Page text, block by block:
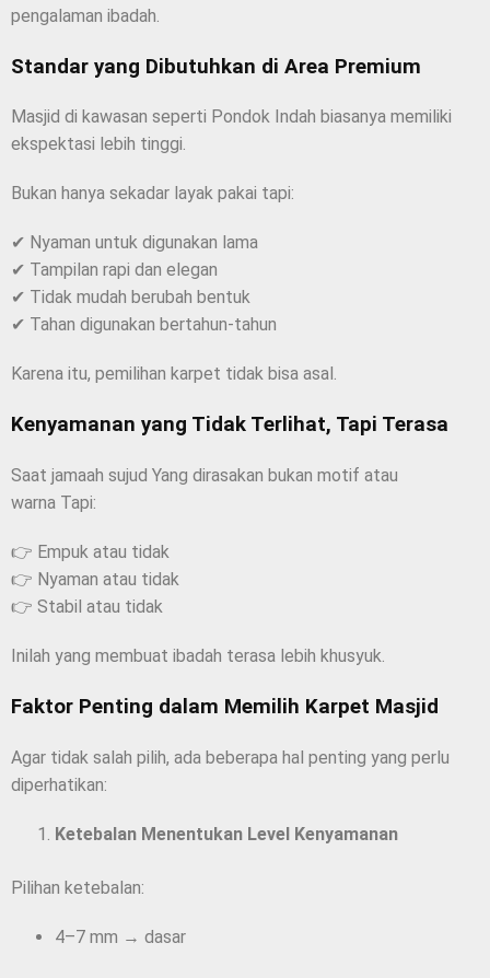
pengalaman ibadah.
Standar yang Dibutuhkan di Area Premium
Masjid di kawasan seperti Pondok Indah biasanya memiliki
ekspektasi lebih tinggi.
Bukan hanya sekadar layak pakai tapi:
✔ Nyaman untuk digunakan lama
✔ Tampilan rapi dan elegan
✔ Tidak mudah berubah bentuk
✔ Tahan digunakan bertahun-tahun
Karena itu, pemilihan karpet tidak bisa asal.
Kenyamanan yang Tidak Terlihat, Tapi Terasa
Saat jamaah sujud Yang dirasakan bukan motif atau
warna Tapi:
👉 Empuk atau tidak
👉 Nyaman atau tidak
👉 Stabil atau tidak
Inilah yang membuat ibadah terasa lebih khusyuk.
Faktor Penting dalam Memilih Karpet Masjid
Agar tidak salah pilih, ada beberapa hal penting yang perlu
diperhatikan:
Ketebalan Menentukan Level Kenyamanan
Pilihan ketebalan:
4–7 mm → dasar